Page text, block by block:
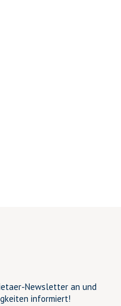
Newsletter an und
informiert!